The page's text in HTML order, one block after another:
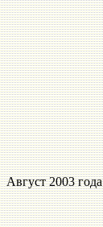
Август 2003 года